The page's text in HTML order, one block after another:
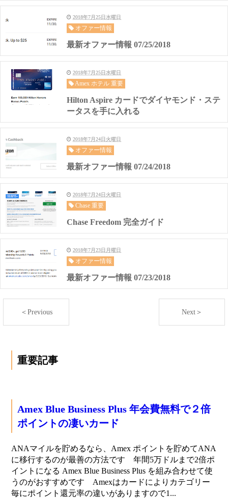
2018年7月25日水曜日
オファー情報
最新オファー情報 07/25/2018
2018年7月25日水曜日
Amex ホテル 重要
Hilton Aspire カードでダイヤモンド・ステ
ータスを手に入れる
2018年7月24日火曜日
オファー情報
最新オファー情報 07/24/2018
2018年7月24日火曜日
Chase 重要
Chase Freedom 完全ガイド
2018年7月23日月曜日
オファー情報
最新オファー情報 07/23/2018
＜Previous Next＞
重要記事
Amex Blue Business Plus 年会費無料で２倍
ポイントの凄いカード
ANAマイルを貯めるなら、Amex ポイントを貯めてANA
に移行するのが最善の方法です 年間5万ドルまで2倍ポ
イントになる Amex Blue Business Plus を組み合わせて使
うのがおすすめです Amexはカードによりカテゴリー
毎にポイント還元率の違いがありますので1...